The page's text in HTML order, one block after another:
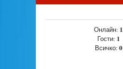
Онлайн: 1
Гости: 1
Всичко: 0